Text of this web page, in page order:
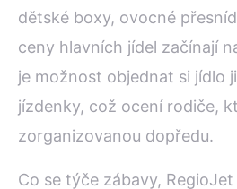
dětské boxy, ovocné
ceny hlavních jídel začínají
je možnost objednat si jídlo
jízdenky, což ocení rodiče,
zorganizovanou dopředu.
Co se týče zábavy,